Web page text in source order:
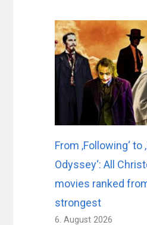
From ‚Following‘ to
Odyssey‘: All
movies ranked
strongest
6. August 2026